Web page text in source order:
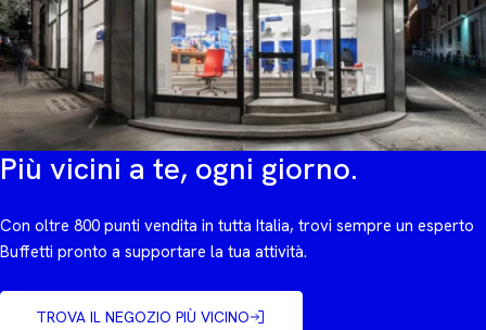
Più vicini a te, ogni giorno.
Con oltre 800 punti vendita in tutta Italia, trovi sempre un esperto
Buffetti pronto a supportare la tua attività.
TROVA IL NEGOZIO PIÙ VICINO